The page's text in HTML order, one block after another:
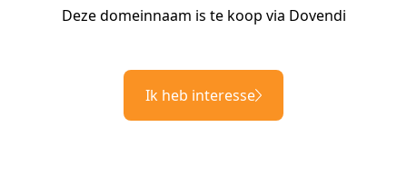
Deze domeinnaam is te koop via Dovendi
Ik heb interesse